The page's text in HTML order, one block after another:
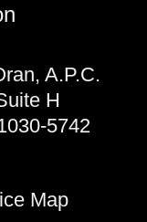
A.P.C.
H
5742
Map